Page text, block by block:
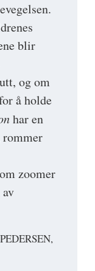
blir
og om
å holde
har en
rommer
zoomer